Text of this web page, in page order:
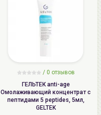
/ 0 отзывов
ГЕЛЬТЕК anti-age
Омолаживающий концентрат с
пептидами 5 peptides, 5мл,
GELTEK